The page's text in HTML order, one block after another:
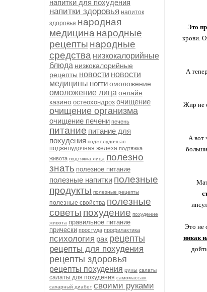
напитки для похудения
напитки здоровья напиток
здоровья народная
медицина народные
рецепты народные
средства низкокалорийные
блюда низкокалорийные
рецепты новости новости
медицины ногтиомоложение
омоложение лица онлайн
казино остеохондроз очищение
очищение организма
очищение печени печень
питание питание для
похудения поджелудочная
поджелудочная железа подтяжка
живота подтяжка лица полезно
знать полезное питание
полезные напитки полезные
продукты полезные рецепты
полезные свойства полезные
советы похудение похудение
живота правильное питание
прически простуда профилактика
психология рак рецепты
рецепты для похудения
рецепты здоровья
рецепты похудения руны салаты
салаты для похудения самомассаж
сахарный диабет своими руками
Это
крови.
А
Жир не
А вот
Это не
никак